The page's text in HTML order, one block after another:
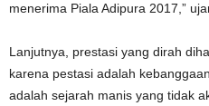
menerima Piala Adipura 2017,”
Lanjutnya, prestasi yang dirah
karena pestasi adalah
adalah sejarah manis yang tidak